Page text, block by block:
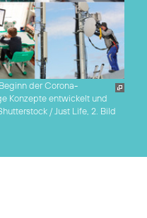
der Corona-
Konzepte entwickelt und
/ Just Life, 2. Bild